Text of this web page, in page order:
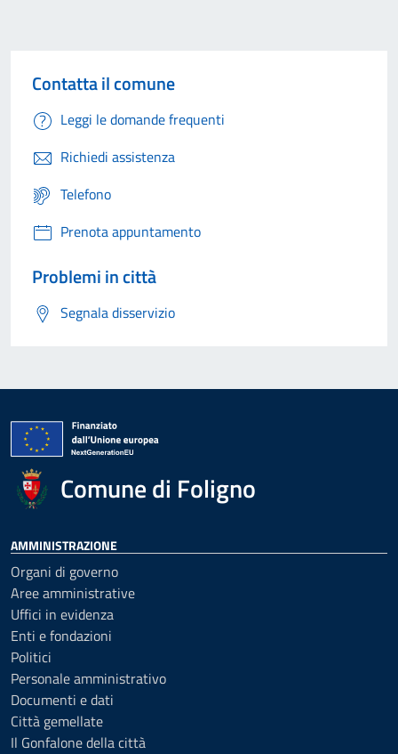
Contatta il comune
Leggi le domande frequenti
Richiedi assistenza
Telefono
Prenota appuntamento
Problemi in città
Segnala disservizio
Comune di Foligno
AMMINISTRAZIONE
Organi di governo
Aree amministrative
Uffici in evidenza
Enti e fondazioni
Politici
Personale amministrativo
Documenti e dati
Città gemellate
Il Gonfalone della città